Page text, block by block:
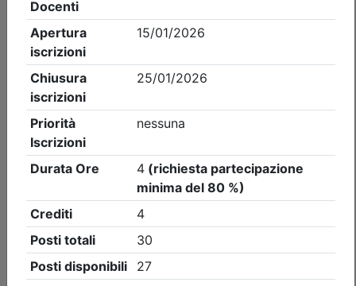
A pagamento
Collegio Geometri e Geometri Laureati della provincia di
Sicurezza in quota: responsabilità
normative e pratica DPI III Categoria -
1^ edizione - Valido ai fini
dell'aggiornamento D.Lga.81/08